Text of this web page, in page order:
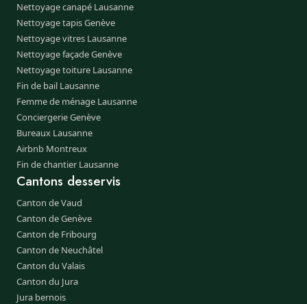
Nettoyage canapé Lausanne
Nettoyage tapis Genève
Nettoyage vitres Lausanne
Nettoyage façade Genève
Nettoyage toiture Lausanne
Fin de bail Lausanne
Femme de ménage Lausanne
Conciergerie Genève
Bureaux Lausanne
Airbnb Montreux
Fin de chantier Lausanne
Cantons desservis
Canton de Vaud
Canton de Genève
Canton de Fribourg
Canton de Neuchâtel
Canton du Valais
Canton du Jura
Jura bernois